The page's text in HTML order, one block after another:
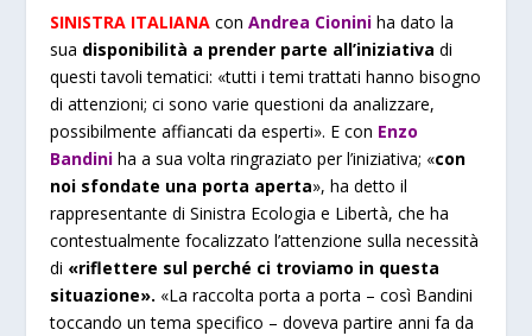
SINISTRA ITALIANAconAndrea Cioniniha dato la
sua disponibilità a prender parte all’iniziativa di
questi tavoli tematici: «tutti i temi trattati hanno bisogno
di attenzioni; ci sono varie questioni da analizzare,
possibilmente affiancati da esperti». Econ Enzo
Bandini ha a sua volta ringraziato per l’iniziativa; «con
noi sfondate una porta aperta», ha detto il
rappresentante di Sinistra Ecologia e Libertà, che ha
contestualmente focalizzato l’attenzione sulla necessità
di «riflettere sul perché ci troviamo in questa
situazione». «La raccolta porta a porta – così Bandini
toccando un tema specifico – doveva partire anni fa da